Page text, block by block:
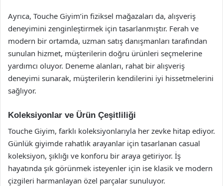
Ayrıca, Touche Giyim’in fiziksel mağazaları da, alışveriş
deneyimini zenginleştirmek için tasarlanmıştır. Ferah ve
modern bir ortamda, uzman satış danışmanları tarafından
sunulan hizmet, müşterilerin doğru ürünleri seçmelerine
yardımcı oluyor. Deneme alanları, rahat bir alışveriş
deneyimi sunarak, müşterilerin kendilerini iyi hissetmelerini
sağlıyor.
Koleksiyonlar ve Ürün Çeşitliliği
Touche Giyim, farklı koleksiyonlarıyla her zevke hitap ediyor.
Günlük giyimde rahatlık arayanlar için tasarlanan casual
koleksiyon, şıklığı ve konforu bir araya getiriyor. İş
hayatında şık görünmek isteyenler için ise klasik ve modern
çizgileri harmanlayan özel parçalar sunuluyor.